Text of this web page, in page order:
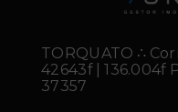
TORQUATO ∴
42643f | 136.004f
37357